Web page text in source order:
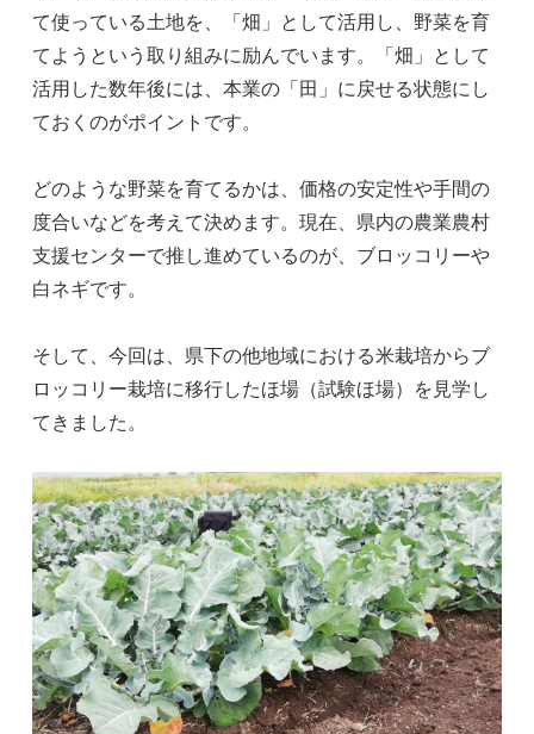
て使っている土地を、「畑」として活用し、野菜を育
てようという取り組みに励んでいます。「畑」として
活用した数年後には、本業の「田」に戻せる状態にし
ておくのがポイントです。
どのような野菜を育てるかは、価格の安定性や手間の
度合いなどを考えて決めます。現在、県内の農業農村
支援センターで推し進めているのが、ブロッコリーや
白ネギです。
そして、今回は、県下の他地域における米栽培からブ
ロッコリー栽培に移行したほ場（試験ほ場）を見学し
てきました。